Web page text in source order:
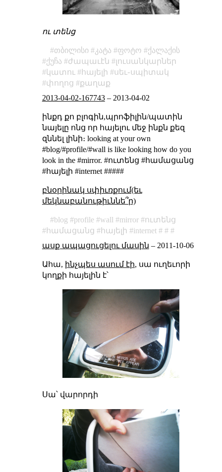
ու տենց
თბილისი კატა ფოტო
ქალაქის
ქუჩა
ժապաւէն
լուսանկարներ
կատու
հայելի
սեւ֊սպիտակ
փողոց
քաղաք
2013-04-02-167743– 2013-04-02
ինքդ քո բլոգին,պրոֆիլին/պատին
նայելը ոնց որ հայելու մեջ ինքն քեզ
զննել լինի։ looking at your own
#blog/#profile/#wall is like looking how do you
look in the #mirror. #ուտենց #համացանց
#հայելի #internet #####
բնօրինակ սփիւռքում(եւ
մեկնաբանութիւննե՞ր)
blog profile wall mirror
ուտենց
համացանց
հայելի
internet
ասք ապացուցելու մասին – 2011-10-06
Ահա, ինչպես ասում էի, սա ուղեւորի
կողքի հայելին է՝
Սա՝ վարորդի